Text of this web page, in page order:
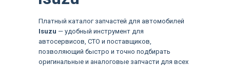
Платный каталог запчастей для автомобилей
Isuzu — удобный инструмент для
автосервисов, СТО и поставщиков,
позволяющий быстро и точно подбирать
оригинальные и аналоговые запчасти для всех